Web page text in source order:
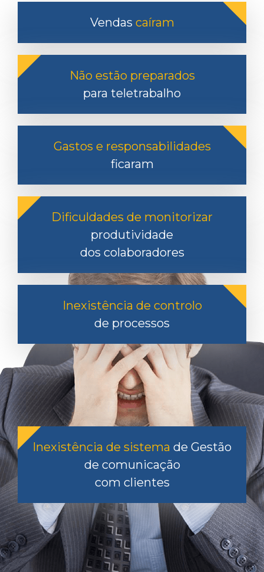
Vendas caíram
Não estão preparados
para teletrabalho
Gastos e responsabilidades
ficaram
Dificuldades de monitorizar
produtividade
dos colaboradores
Inexistência de controlo
de processos
Inexistência de sistema de Gestão
de comunicação
com clientes